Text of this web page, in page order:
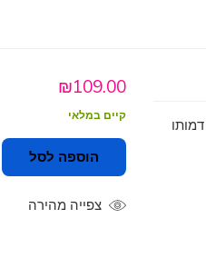
דמותו
₪109.00
קיים במלאי
הוספה לסל
צפייה מהירה